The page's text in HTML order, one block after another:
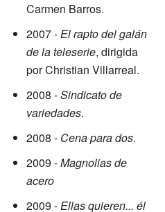
Carmen Barros.
2007 -El rapto del galán
de la teleserie, dirigida
por Christian Villarreal.
2008 -Sindicato de
variedades.
2008 - Cena para dos.
2009 -Magnolias de
acero
2009 -Ellas quieren... él